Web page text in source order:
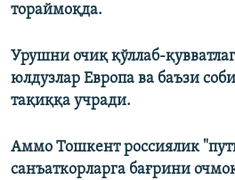
тораймоқда.
Урушни очиқ қўллаб-
юлдузлар Европа ва баъзи
тақиққа учради.
Аммо Тошкент россиялик
санъаткорларга бағрини